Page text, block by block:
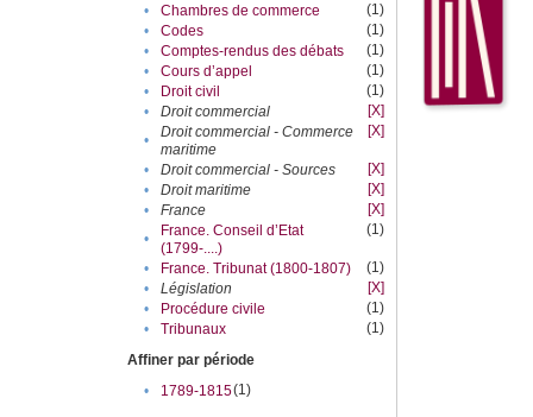
•
Chambres de commerce
(1)
•
Codes
(1)
•
Comptes-rendus des débats
(1)
•
Cours d’appel
(1)
•
Droit civil
(1)
•
Droit commercial
[X]
•
Droit commercial - Commerce
maritime
[X]
• Droit commercial - Sources
[X]
•
Droit maritime
[X]
•
France
[X]
•
France. Conseil d’Etat
(1799-....)
(1)
• France. Tribunat (1800-1807)
(1)
•
Législation
[X]
•
Procédure civile
(1)
•
Tribunaux
(1)
Affiner par période
•
1789-1815(1)